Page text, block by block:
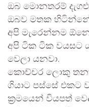
ඔබ මොනතරම්
ඔබව මතක
අපි මැරෙන්නම ඕනෙ
අපි ටික ටික වයසට
වෙලා යනවා.
කොච්චර ලොකු
ගියාට පස්සේ එකට
ක්‍රමයෙන් වියපත්